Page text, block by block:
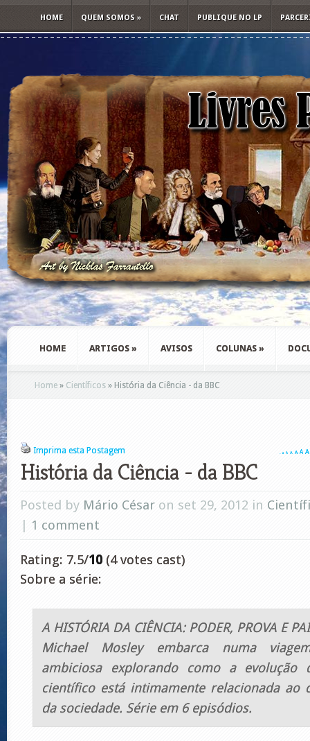
HOME QUEM SOMOS » CHAT PUBLIQUE NO LP
HOME ARTIGOS » AVISOS COLUNAS »
Home » Científicos » História da Ciência - da BBC
Imprima esta Postagem A A A A A A A
História da Ciência - da BBC
Posted by Mário César on set 29, 2012 in
| 1 comment
Rating: 7.5/10 (4 votes cast)
Sobre a série:
A HISTÓRIA DA CIÊNCIA: PODER, PROVA E
Michael Mosley embarca numa
ambiciosa explorando como a evolução
científico está intimamente relacionada ao
da sociedade. Série em 6 episódios.